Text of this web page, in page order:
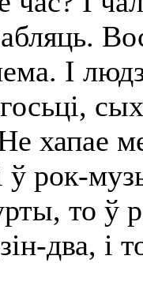
І
хапае
ў рок-
то ў
два, і